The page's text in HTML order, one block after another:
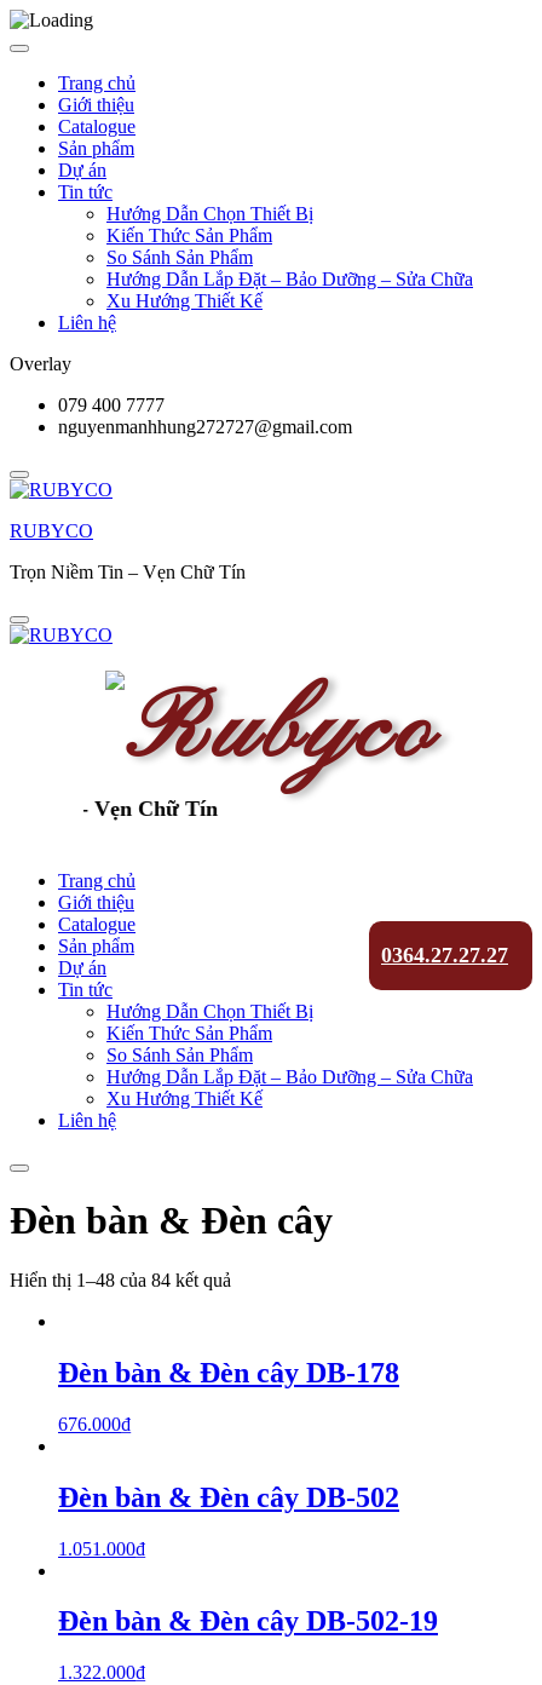
Trang chủ
Giới thiệu
Catalogue
Sản phẩm
Dự án
Tin tức
Hướng Dẫn Chọn Thiết Bị
Kiến Thức Sản Phẩm
So Sánh Sản Phẩm
Hướng Dẫn Lắp Đặt – Bảo Dưỡng – Sửa Chữa
Xu Hướng Thiết Kế
Liên hệ
Overlay
079 400 7777
nguyenmanhhung272727@gmail.com
RUBYCO
Trọn Niềm Tin – Vẹn Chữ Tín
- Vẹn Chữ Tín
0364.27.27.27
Trang chủ
Giới thiệu
Catalogue
Sản phẩm
Dự án
Tin tức
Hướng Dẫn Chọn Thiết Bị
Kiến Thức Sản Phẩm
So Sánh Sản Phẩm
Hướng Dẫn Lắp Đặt – Bảo Dưỡng – Sửa Chữa
Xu Hướng Thiết Kế
Liên hệ
Đèn bàn & Đèn cây
Hiển thị 1–48 của 84 kết quả
Đèn bàn & Đèn cây DB-178
676.000₫
Đèn bàn & Đèn cây DB-502
1.051.000₫
Đèn bàn & Đèn cây DB-502-19
1.322.000₫